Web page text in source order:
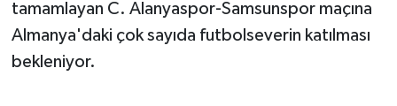
tamamlayan C. Alanyaspor-Samsunspor maçına
Almanya'daki çok sayıda futbolseverin katılması
bekleniyor.